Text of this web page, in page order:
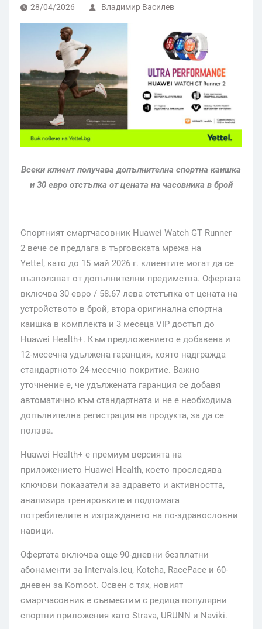
28/04/2026 Владимир Василев
Всеки клиент получава допълнителна спортна каишка
и 30 евро отстъпка от цената на часовника в брой
Спортният смартчасовник Huawei Watch GT Runner
2 вече се предлага в търговската мрежа на
Yettel, като до 15 май 2026 г. клиентите могат да се
възползват от допълнителни предимства. Офертата
включва 30 евро / 58.67 лева отстъпка от цената на
устройството в брой, втора оригинална спортна
каишка в комплекта и 3 месеца VIP достъп до
Huawei Health+. Към предложението е добавена и
12-месечна удължена гаранция, която надгражда
стандартното 24-месечно покритие. Важно
уточнение е, че удължената гаранция се добавя
автоматично към стандартната и не е необходима
допълнителна регистрация на продукта, за да се
ползва.
Huawei Health+ е премиум версията на
приложението Huawei Health, което проследява
ключови показатели за здравето и активността,
анализира тренировките и подпомага
потребителите в изграждането на по-здравословни
навици.
Офертата включва още 90-дневни безплатни
абонаменти за Intervals.icu, Kotcha, RacePace и 60-
дневен за Komoot. Освен с тях, новият
смартчасовник е съвместим с редица популярни
спортни приложения като Strava, URUNN и Naviki.